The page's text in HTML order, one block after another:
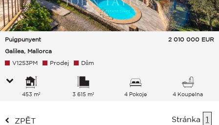
Puigpunyent
Galilea, Mallorca
2 010 000 EUR
V1253PM Prodej Dům
453 m² 3 615 m² 4 Pokoje 4 Koupelna
ZPĚT Stránka 1